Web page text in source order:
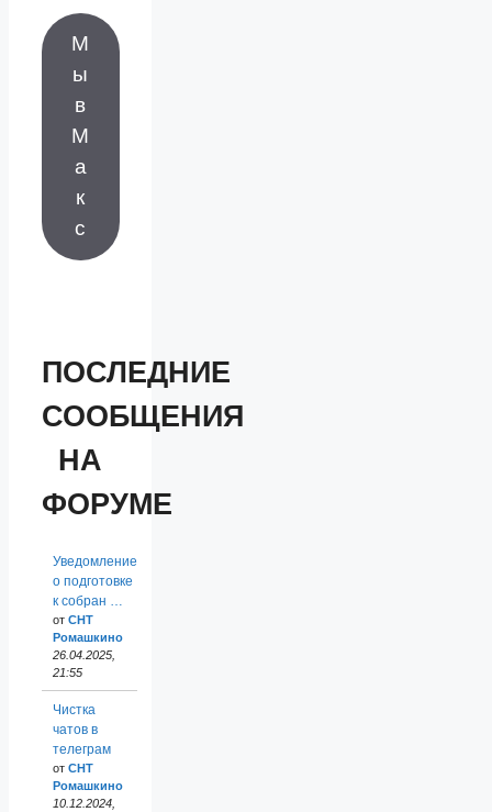
М
ы
в
М
а
к
с
ПОСЛЕДНИЕ
СООБЩЕНИЯ
НА
ФОРУМЕ
Уведомление
о подготовке
к собран …
от СНТ
Ромашкино
26.04.2025,
21:55
Чистка
чатов в
телеграм
от СНТ
Ромашкино
10.12.2024,